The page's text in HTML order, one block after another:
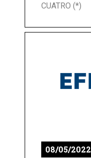
CUATRO (*)
08/05/2022